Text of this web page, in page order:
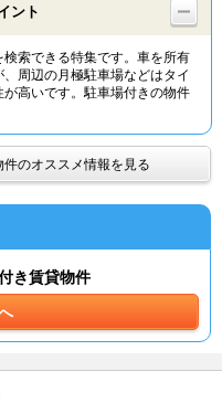
ント
索できる特集です。車を所有
周辺の月極駐車場などはタイ
高いです。駐車場付きの物件
のオススメ情報を見る
き賃貸物件